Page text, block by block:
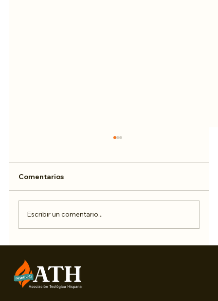
Comentarios
Escribir un comentario...